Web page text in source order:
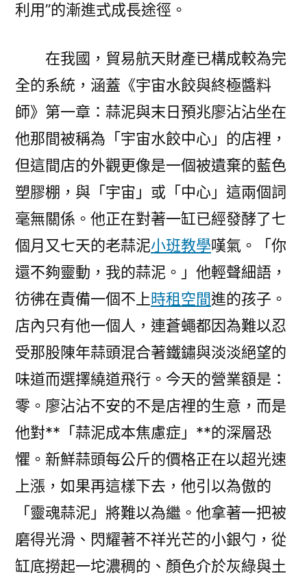
利用”的漸進式成長途徑。
在我國，貿易航天財產已構成較為完
全的系統，涵蓋《宇宙水餃與終極醬料
師》第一章：蒜泥與末日預兆廖沾沾坐在
他那間被稱為「宇宙水餃中心」的店裡，
但這間店的外觀更像是一個被遺棄的藍色
塑膠棚，與「宇宙」或「中心」這兩個詞
毫無關係。他正在對著一缸已經發酵了七
個月又七天的老蒜泥小班教學嘆氣。「你
還不夠靈動，我的蒜泥。」他輕聲細語，
彷彿在責備一個不上時租空間進的孩子。
店內只有他一個人，連蒼蠅都因為難以忍
受那股陳年蒜頭混合著鐵鏽與淡淡絕望的
味道而選擇繞道飛行。今天的營業額是：
零。廖沾沾不安的不是店裡的生意，而是
他對**「蒜泥成本焦慮症」**的深層恐
懼。新鮮蒜頭每公斤的價格正在以超光速
上漲，如果再這樣下去，他引以為傲的
「靈魂蒜泥」將難以為繼。他拿著一把被
磨得光滑、閃耀著不祥光芒的小銀勺，從
缸底撈起一坨濃稠的、顏色介於灰綠與土